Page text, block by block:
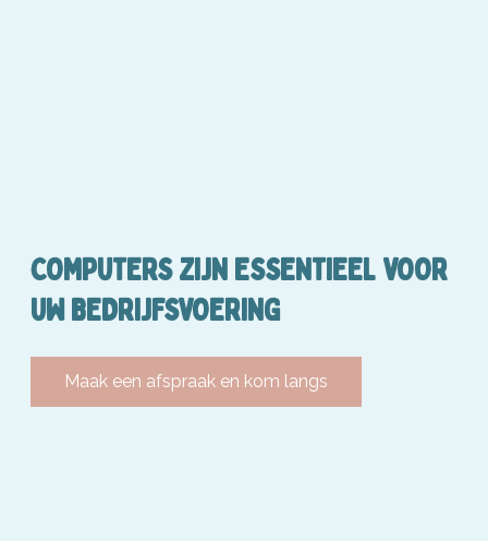
COMPUTERS ZIJN ESSENTIEEL VOOR
UW BEDRIJFSVOERING
Maak een afspraak en kom langs